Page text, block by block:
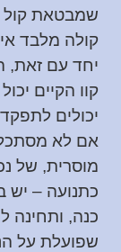
שמבטאת קול
קולה מלבד אי
יחד עם זאת,
קוו הקיים
יכולים
אם לא
מוסרית, של
כתנועה – יש
כנה, ותחינה
שפועלת על